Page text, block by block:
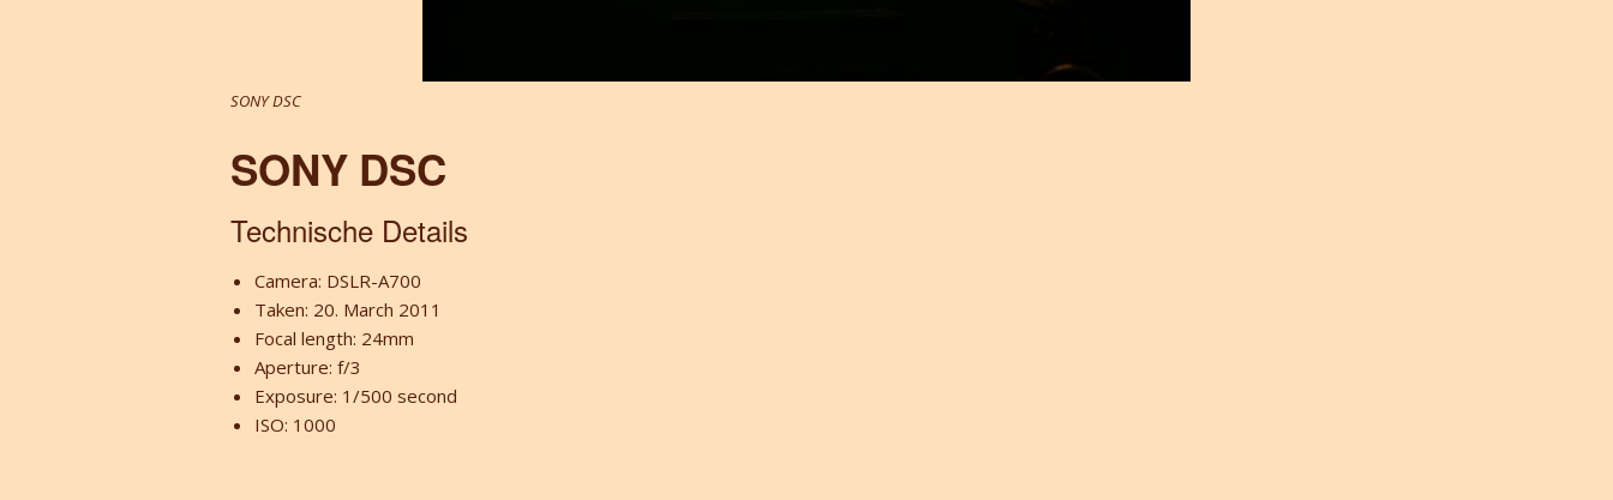
SONY DSC
SONY DSC
Technische Details
Camera: DSLR-A700
Taken: 20. March 2011
Focal length: 24mm
Aperture: f/3
Exposure: 1/500 second
ISO: 1000